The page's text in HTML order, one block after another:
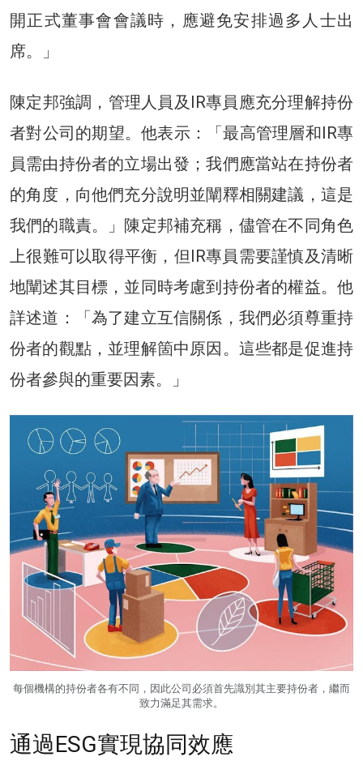
開正式董事會會議時，應避免安排過多人士出
席。」
陳定邦強調，管理人員及IR專員應充分理解持份
者對公司的期望。他表示：「最高管理層和IR專
員需由持份者的立場出發；我們應當站在持份者
的角度，向他們充分說明並闡釋相關建議，這是
我們的職責。」陳定邦補充稱，儘管在不同角色
上很難可以取得平衡，但IR專員需要謹慎及清晰
地闡述其目標，並同時考慮到持份者的權益。他
詳述道：「為了建立互信關係，我們必須尊重持
份者的觀點，並理解箇中原因。這些都是促進持
份者參與的重要因素。」
每個機構的持份者各有不同，因此公司必須首先識別其主要持份者，繼而
致力滿足其需求。
通過ESG實現協同效應